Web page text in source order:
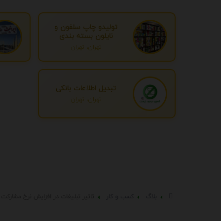
تولیدو چاپ سلفون و
نایلون بسته بندی
تهران، تهران
تبدیل اطلاعات بانکی
تهران، تهران